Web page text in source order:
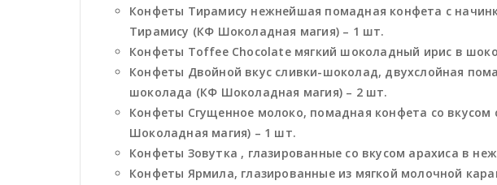
Конфеты Тирамису нежнейшая помадная конфета с
Тирамису (КФ Шоколадная магия) – 1 шт.
Конфеты Toffee Chocolate мягкий шоколадный ирис в
Конфеты Двойной вкус сливки-шоколад, двухслойная
шоколада (КФ Шоколадная магия) – 2 шт.
Конфеты Сгущенное молоко, помадная конфета со
Шоколадная магия) – 1 шт.
Конфеты Зовутка , глазированные со вкусом арахиса в
Конфеты Ярмила, глазированные из мягкой молочной